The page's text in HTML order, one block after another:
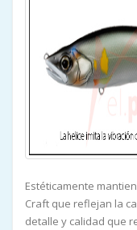
Estéticamente
Craft que reflejan la
detalle y calidad que